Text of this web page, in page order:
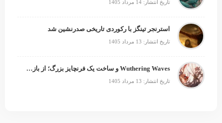
تاریخ انتشار: 14 مرداد 1405
استرنجر تینگز با رکوردی تاریخی صدرنشین شد
تاریخ انتشار: 13 مرداد 1405
Wuthering Waves و ساخت یک فرنچایز بزرگ؛ از بازی تا انیمه
تاریخ انتشار: 13 مرداد 1405